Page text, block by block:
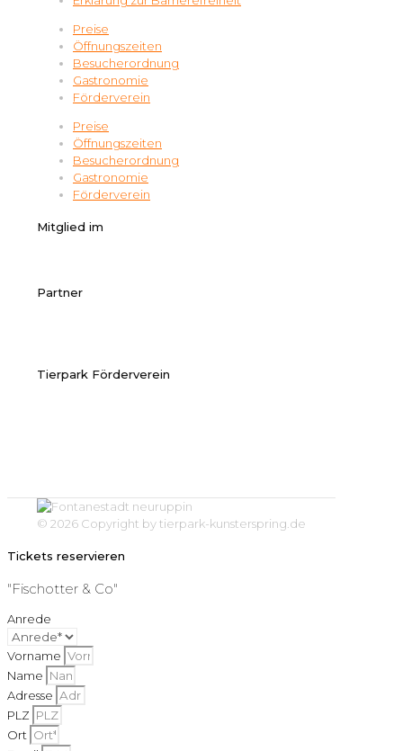
Preise
Öffnungszeiten
Besucherordnung
Gastronomie
Förderverein
Preise
Öffnungszeiten
Besucherordnung
Gastronomie
Förderverein
Mitglied im
Partner
Tierpark Förderverein
© 2026 Copyright by tierpark-kunsterspring.de
Tickets reservieren
"Fischotter & Co"
Anrede
Vorname
Name
Adresse
PLZ
Ort